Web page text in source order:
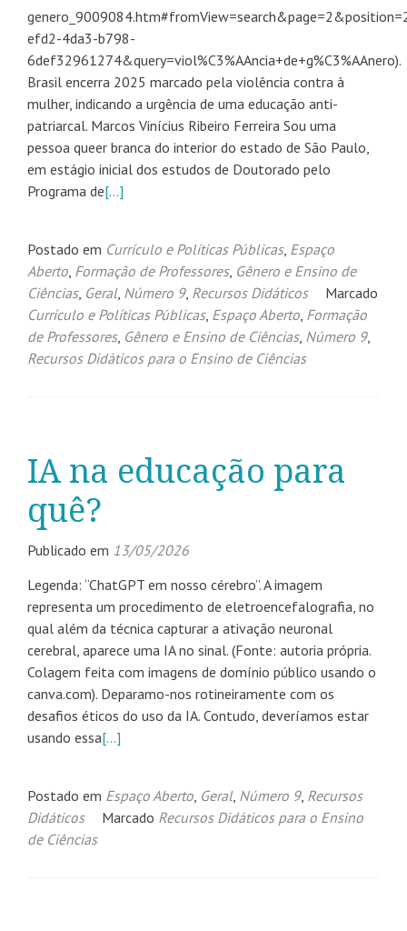
efd2-4da3-b798-
6def32961274&query=viol%C3%AAncia+de+g%C3%AAnero).
Brasil encerra 2025 marcado pela violência contra à
mulher, indicando a urgência de uma educação anti-
patriarcal. Marcos Vinícius Ribeiro Ferreira Sou uma
pessoa queer branca do interior do estado de São Paulo,
em estágio inicial dos estudos de Doutorado pelo
Programa de[…]
Postado em Currículo e Políticas Públicas, Espaço
Aberto Formação de Professores, Gênero e Ensino de
Ciências, Geral, Número 9, Recursos Didáticos
Marcado
Currículo e Políticas Públicas, Espaço Aberto Formação
de Professores, Gênero e Ensino de Ciências, Número 9,
Recursos Didáticos para o Ensino de Ciências
IA na educação para
quê?
Publicado em 13/05/2026
Legenda: “ChatGPT em nosso cérebro”. A imagem
representa um procedimento de eletroencefalografia, no
qual além da técnica capturar a ativação neuronal
cerebral, aparece uma IA no sinal. (Fonte: autoria própria.
Colagem feita com imagens de domínio público usando o
canva.com). Deparamo-nos rotineiramente com os
desafios éticos do uso da IA. Contudo, deveríamos estar
usando essa[…]
Postado em Espaço Aberto Geral, Número 9, Recursos
Didáticos
Marcado Recursos Didáticos para o Ensino
de Ciências